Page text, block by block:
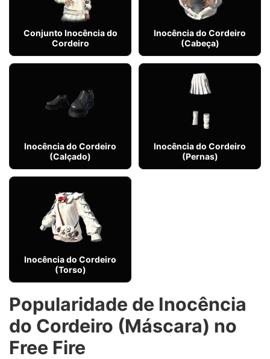
Conjunto Inocência do
Cordeiro
Inocência do Cordeiro
(Cabeça)
Inocência do Cordeiro
(Calçado)
Inocência do Cordeiro
(Pernas)
Inocência do Cordeiro
(Torso)
Popularidade de Inocência
do Cordeiro (Máscara) no
Free Fire